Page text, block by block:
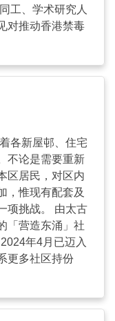
工、学术研究人
对推动香港禁毒
各新屋邨、住宅
不论是需要重新
区居民，对区内
，惟现有配套及
项挑战。 由太古
「营造东涌」社
年4月已迈入
更多社区持份